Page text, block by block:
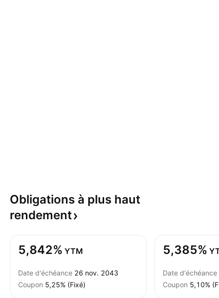
Obligations à plus haut
rendement
5,842% YTM
Date d'échéance 26 nov. 2043
Coupon 5,25% (Fixé)
5,385%
Date d'échéance
Coupon 5,10%